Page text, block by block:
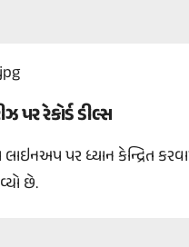
પર રેકોર્ડ ડીલ્સ
પર ધ્યાન કેન્દ્રિત
છે.